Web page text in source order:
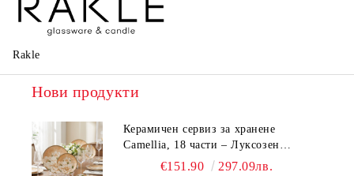
Rakle
Нови продукти
Керамичен сервиз за хранене
Camellia, 18 части – Луксозен
комплект чинии с флорален мотив
€151.90 297.09лв.